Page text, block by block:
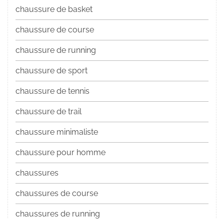
chaussure de basket
chaussure de course
chaussure de running
chaussure de sport
chaussure de tennis
chaussure de trail
chaussure minimaliste
chaussure pour homme
chaussures
chaussures de course
chaussures de running